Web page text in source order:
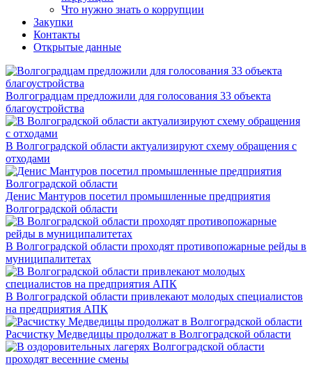
Что нужно знать о коррупции
Закупки
Контакты
Открытые данные
Волгоградцам предложили для голосования 33 объекта
благоустройства
В Волгоградской области актуализируют схему обращения с
отходами
Денис Мантуров посетил промышленные предприятия
Волгоградской области
В Волгоградской области проходят противопожарные рейды в
муниципалитетах
В Волгоградской области привлекают молодых специалистов
на предприятия АПК
Расчистку Медведицы продолжат в Волгоградской области